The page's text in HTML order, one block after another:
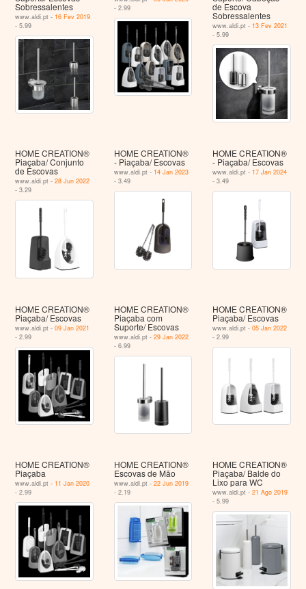
Sobressalentes
www.aldi.pt - 16 Fev 2019
- 5.99
- 2.99
de Escova
Sobressalentes
www.aldi.pt - 13 Fev 2021
- 5.99
HOME CREATION®
Piaçaba/ Conjunto
de Escovas
www.aldi.pt -28 Jun 2022
- 3.29
HOME CREATION®
- Piaçaba/ Escovas
www.aldi.pt - 14 Jan 2023
- 3.49
HOME CREATION®
- Piaçaba/ Escovas
www.aldi.pt - 17 Jan 2024
- 3.49
HOME CREATION®
Piaçaba/ Escovas
www.aldi.pt -09 Jan 2021
- 2.99
HOME CREATION®
Piaçaba com
Suporte/ Escovas
www.aldi.pt - 29 Jan 2022
- 6.99
HOME CREATION®
Piaçaba/ Escovas
www.aldi.pt -05 Jan 2022
- 2.99
HOME CREATION®
Piaçaba
www.aldi.pt - 11 Jan 2020
- 2.99
HOME CREATION®
Escovas de Mão
www.aldi.pt - 22 Jun 2019
- 2.19
HOME CREATION®
Piaçaba/ Balde do
Lixo para WC
www.aldi.pt -21 Ago 2019
- 5.99